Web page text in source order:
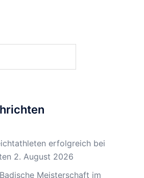
erfolgreich bei
2. August 2026
Meisterschaft im